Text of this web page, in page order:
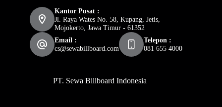
Kantor Pusat :
Jl. Raya Wates No. 58, Kupang, Jetis,
Mojokerto, Jawa Timur - 61352
Email :
cs@sewabillboard.com
Telepon :
081 655 4000
PT. Sewa Billboard Indonesia